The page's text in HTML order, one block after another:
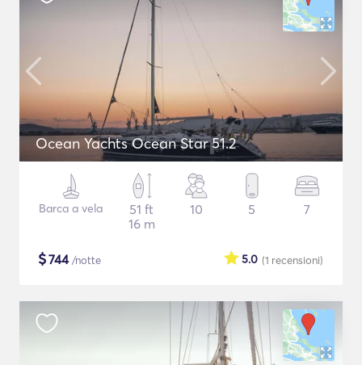
Ocean Yachts Ocean Star 51.2
Barca a vela
51 ft
16 m
10 5 7
$744/notte (1 recensioni)
5.0